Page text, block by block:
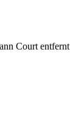
Court entfernt